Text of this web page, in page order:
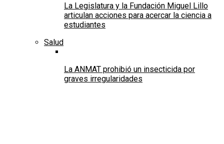
La Legislatura y la Fundación Miguel Lillo
articulan acciones para acercar la ciencia a
estudiantes
Salud
La ANMAT prohibió un insecticida por
graves irregularidades